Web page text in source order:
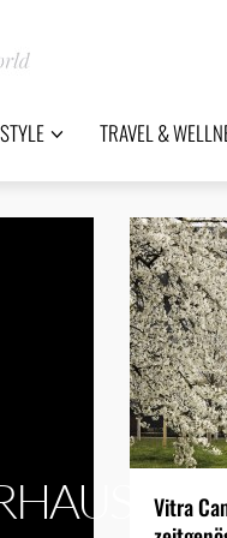
TRAVEL &
Vitra